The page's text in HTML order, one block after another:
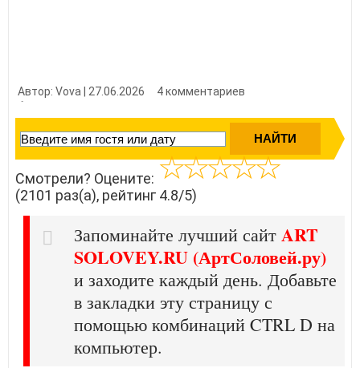
Автор: Vova | 27.06.2026
4 комментариев
Смотрели? Оцените:
(2101 раз(а), рейтинг 4.8/5)
Запоминайте лучший сайт ART
SOLOVEY.RU (АртСоловей.ру)
и заходите каждый день. Добавьте
в закладки эту страницу с
помощью комбинаций CTRL D на
компьютер.